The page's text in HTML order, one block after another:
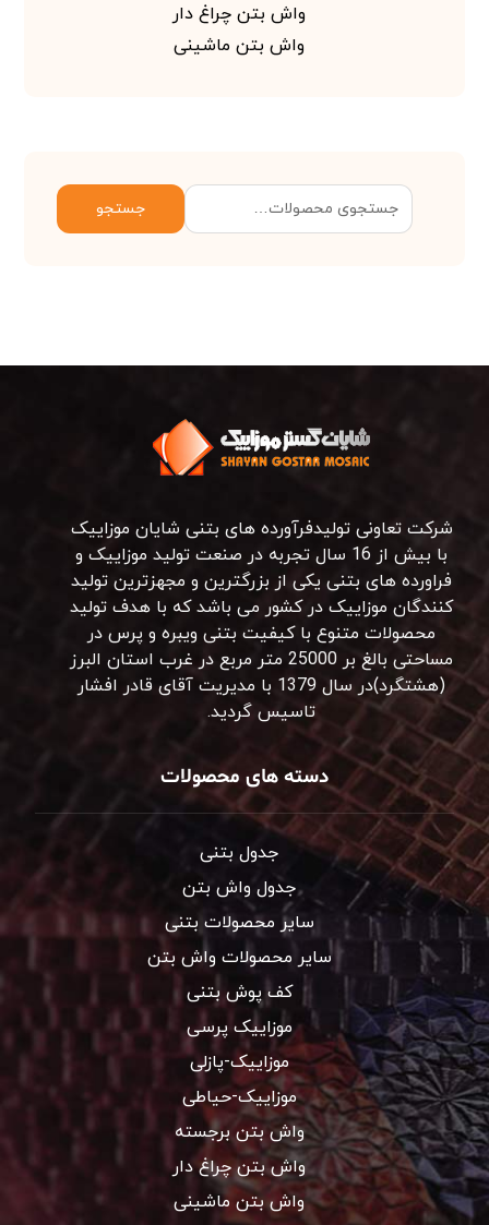
واش بتن چراغ دار
واش بتن ماشینی
جستجو
شرکت تعاونی تولیدفرآورده های بتنی شایان موزاییک
با بیش از 16 سال تجربه در صنعت تولید موزاییک و
فراورده های بتنی یکی از بزرگترین و مجهزترین تولید
کنندگان موزاییک در کشور می باشد که با هدف تولید
محصولات متنوع با کیفیت بتنی ویبره و پرس در
مساحتی بالغ بر 25000 متر مربع در غرب استان البرز
(هشتگرد)در سال 1379 با مدیریت آقای قادر افشار
تاسیس گردید.
دسته های محصولات
جدول بتنی
جدول واش بتن
سایر محصولات بتنی
سایر محصولات واش بتن
کف پوش بتنی
موزاییک پرسی
موزاییک-پازلی
موزاییک-حیاطی
واش بتن برجسته
واش بتن چراغ دار
واش بتن ماشینی